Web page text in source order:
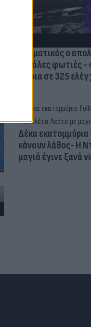
Δραματικός ο
μεγάλες φωτιές
κτίρια σε 325
Δέκα
κάνουν λάθος- Η
μαγιό έγινε ξανά